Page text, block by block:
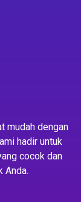
mudah dengan
hadir untuk
cocok dan
Anda.